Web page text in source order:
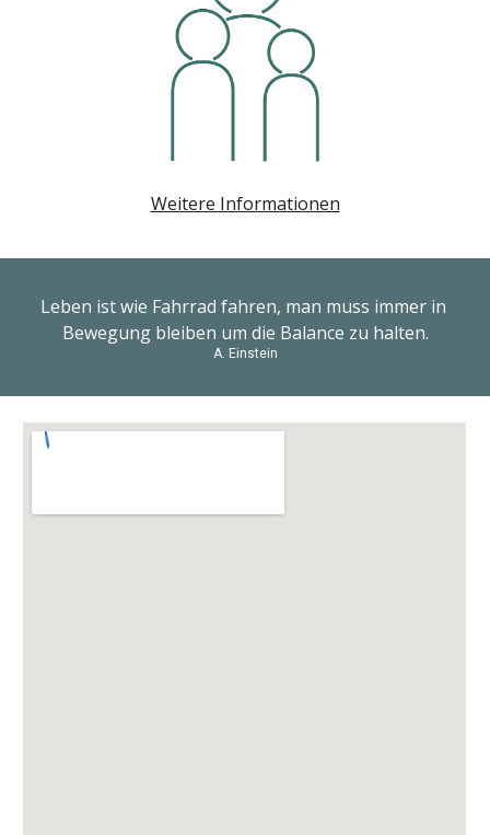
Weitere Informationen
Leben ist wie Fahrrad fahren, man muss immer in
Bewegung bleiben um die Balance zu halten.
A. Einstein